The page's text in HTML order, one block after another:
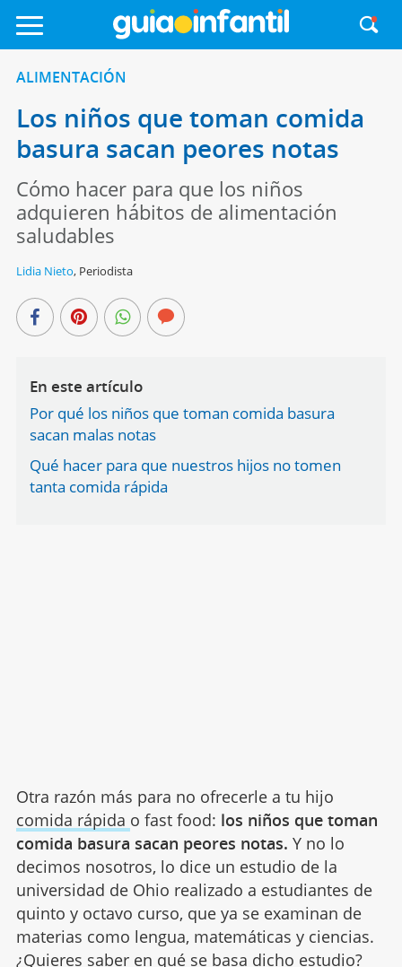
ALIMENTACIÓN
Los niños que toman comida
basura sacan peores notas
Cómo hacer para que los niños
adquieren hábitos de alimentación
saludables
Lidia Nieto, Periodista
En este artículo
Por qué los niños que toman comida basura
sacan malas notas
Qué hacer para que nuestros hijos no tomen
tanta comida rápida
Otra razón más para no ofrecerle a tu hijo
comida rápida o fast food: los niños que toman
comida basura sacan peores notas. Y no lo
decimos nosotros, lo dice un estudio de la
universidad de Ohio realizado a estudiantes de
quinto y octavo curso, que ya se examinan de
materias como lengua, matemáticas y ciencias.
¿Quieres saber en qué se basa dicho estudio?